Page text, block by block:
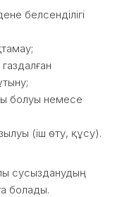
белсенділігі
болуы немесе
(іш өту, құсу).
сусызданудың
болады.